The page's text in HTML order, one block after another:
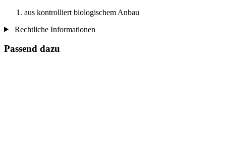
aus kontrolliert biologischem Anbau
Rechtliche Informationen
Passend dazu